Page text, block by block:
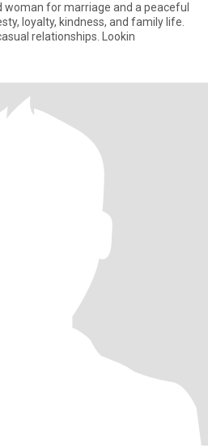
woman for marriage and a peaceful
Not interested in games or casual relationships. Lookin